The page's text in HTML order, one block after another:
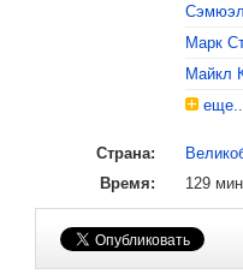
Марк
Майкл
Страна:
Время:
129